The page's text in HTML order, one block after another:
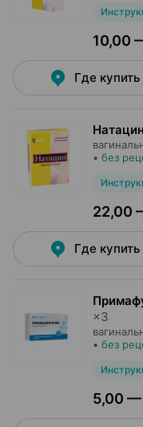
10,00
Где купить
• без
22,00
Где купить
×3
• без
5,00 —